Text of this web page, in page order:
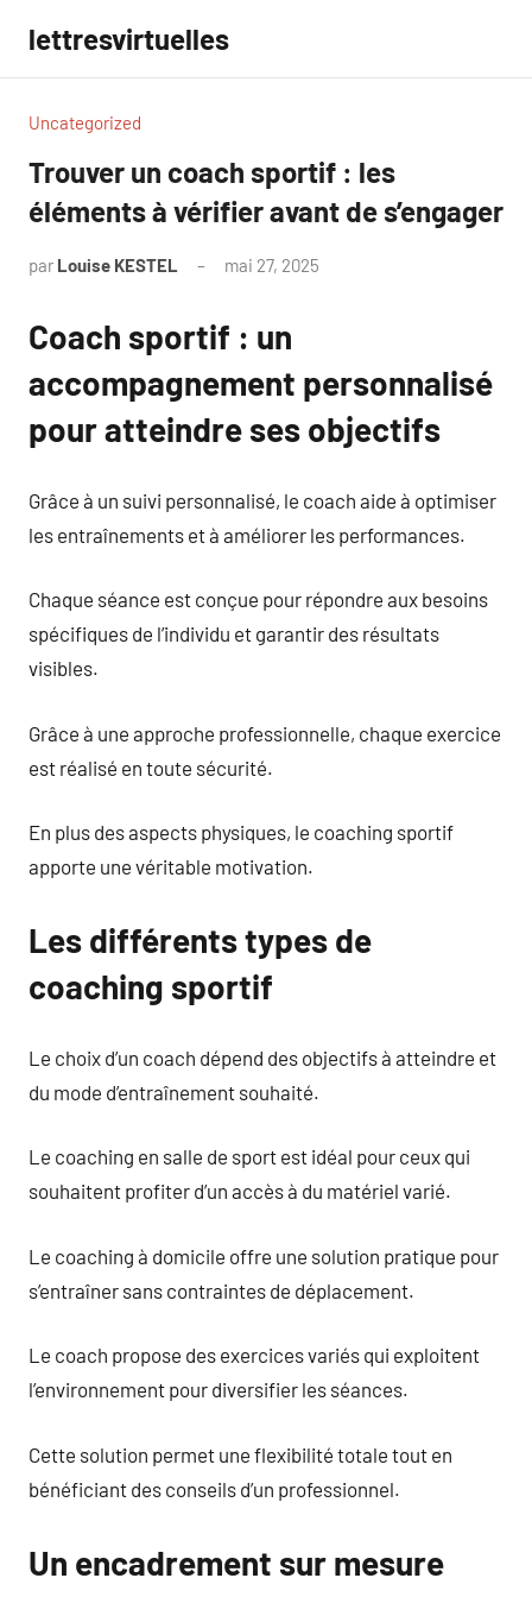
contenu
lettresvirtuelles
Uncategorized
Trouver un coach sportif : les
éléments à vérifier avant de s’engager
par Louise KESTEL mai 27, 2025
Coach sportif : un
accompagnement personnalisé
pour atteindre ses objectifs
Grâce à un suivi personnalisé, le coach aide à optimiser
les entraînements et à améliorer les performances.
Chaque séance est conçue pour répondre aux besoins
spécifiques de l’individu et garantir des résultats
visibles.
Grâce à une approche professionnelle, chaque exercice
est réalisé en toute sécurité.
En plus des aspects physiques, le coaching sportif
apporte une véritable motivation.
Les différents types de
coaching sportif
Le choix d’un coach dépend des objectifs à atteindre et
du mode d’entraînement souhaité.
Le coaching en salle de sport est idéal pour ceux qui
souhaitent profiter d’un accès à du matériel varié.
Le coaching à domicile offre une solution pratique pour
s’entraîner sans contraintes de déplacement.
Le coach propose des exercices variés qui exploitent
l’environnement pour diversifier les séances.
Cette solution permet une flexibilité totale tout en
bénéficiant des conseils d’un professionnel.
Un encadrement sur mesure